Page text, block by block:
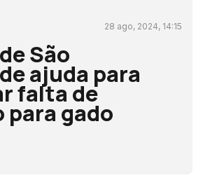
28 ago, 2024, 14:15
São
ajuda para
falta de
gado